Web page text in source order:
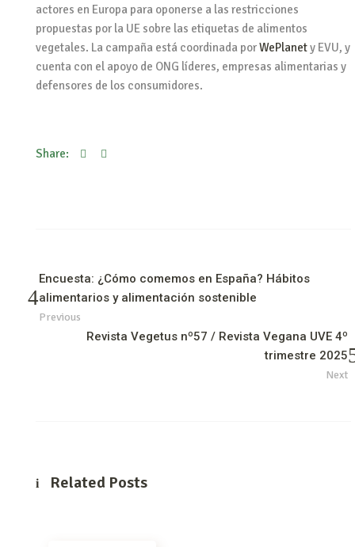
actores en Europa para oponerse a las restricciones
propuestas por la UE sobre las etiquetas de alimentos
vegetales. La campaña está coordinada porWePlanety EVU, y
cuenta con el apoyo de ONG líderes, empresas alimentarias y
defensores de los consumidores.
Share:
Encuesta: ¿Cómo comemos en España? Hábitos
alimentarios y alimentación sostenible
Previous
Revista Vegetus nº57 / Revista Vegana UVE 4º
trimestre 2025
Next
Related Posts